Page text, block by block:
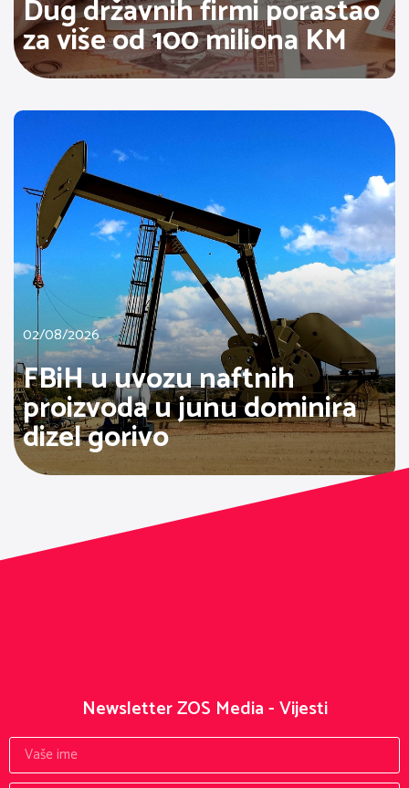
Dug državnih firmi porastao
za više od 100 miliona KM
02/08/2026
FBiH u uvozu naftnih
proizvoda u junu dominira
dizel gorivo
Newsletter ZOS Media - Vijesti